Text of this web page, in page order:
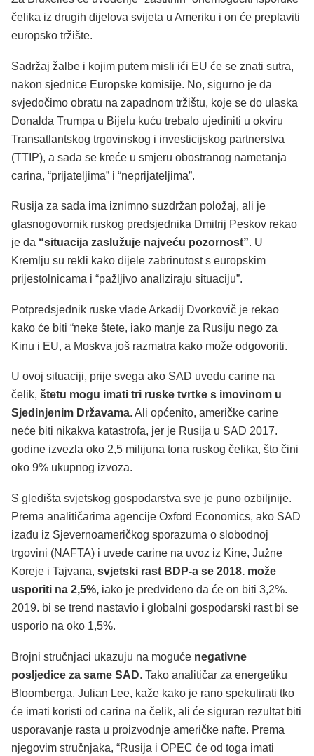
čelika iz drugih dijelova svijeta u Ameriku i on će preplaviti
europsko tržište.
Sadržaj žalbe i kojim putem misli ići EU će se znati sutra,
nakon sjednice Europske komisije. No, sigurno je da
svjedočimo obratu na zapadnom tržištu, koje se do ulaska
Donalda Trumpa u Bijelu kuću trebalo ujediniti u okviru
Transatlantskog trgovinskog i investicijskog partnerstva
(TTIP), a sada se kreće u smjeru obostranog nametanja
carina, “prijateljima” i “neprijateljima”.
Rusija za sada ima iznimno suzdržan položaj, ali je
glasnogovornik ruskog predsjednika Dmitrij Peskov rekao
je da “situacija zaslužuje najveću pozornost”. U
Kremlju su rekli kako dijele zabrinutost s europskim
prijestolnicama i “pažljivo analiziraju situaciju”.
Potpredsjednik ruske vlade Arkadij Dvorkovič je rekao
kako će biti “neke štete, iako manje za Rusiju nego za
Kinu i EU, a Moskva još razmatra kako može odgovoriti.
U ovoj situaciji, prije svega ako SAD uvedu carine na
čelik, štetu mogu imati tri ruske tvrtke s imovinom u
Sjedinjenim Državama. Ali općenito, američke carine
neće biti nikakva katastrofa, jer je Rusija u SAD 2017.
godine izvezla oko 2,5 milijuna tona ruskog čelika, što čini
oko 9% ukupnog izvoza.
S gledišta svjetskog gospodarstva sve je puno ozbiljnije.
Prema analitičarima agencije Oxford Economics, ako SAD
izađu iz Sjevernoameričkog sporazuma o slobodnoj
trgovini (NAFTA) i uvede carine na uvoz iz Kine, Južne
Koreje i Tajvana, svjetski rast BDP-a se 2018. može
usporiti na 2,5%, iako je predviđeno da će on biti 3,2%.
2019. bi se trend nastavio i globalni gospodarski rast bi se
usporio na oko 1,5%.
Brojni stručnjaci ukazuju na moguće negativne
posljedice za same SAD. Tako analitičar za energetiku
Bloomberga, Julian Lee, kaže kako je rano spekulirati tko
će imati koristi od carina na čelik, ali će siguran rezultat biti
usporavanje rasta u proizvodnje američke nafte. Prema
njegovim stručnjaka, “Rusija i OPEC će od toga imati